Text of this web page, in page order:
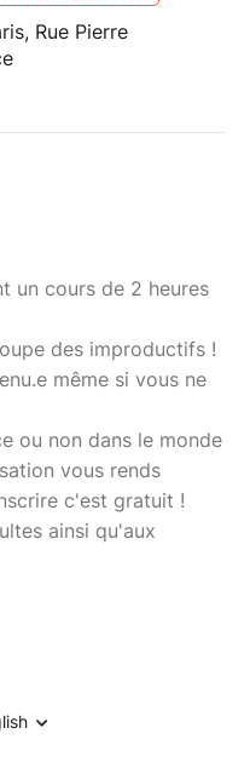
Rue Pierre
un cours de 2 heures
des improductifs !
même si vous ne
ou non dans le monde
vous rends
c'est gratuit !
ainsi qu'aux